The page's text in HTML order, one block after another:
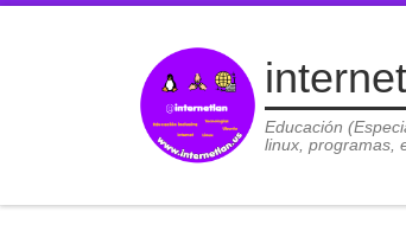
Educación
linux, programas,